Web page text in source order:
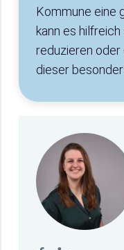
Kommune eine
kann es
reduzieren oder
dieser